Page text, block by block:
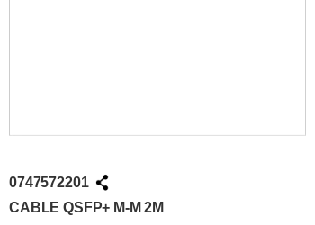
0747572201
CABLE QSFP+ M-M 2M